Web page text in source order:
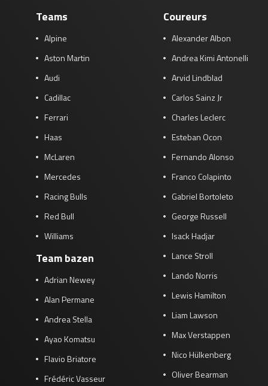
Teams
Alpine
Aston Martin
Audi
Cadillac
Ferrari
Haas
McLaren
Mercedes
Racing Bulls
Red Bull
Williams
Team bazen
Adrian Newey
Alan Permane
Andrea Stella
Ayao Komatsu
Flavio Briatore
Frédéric Vasseur
Coureurs
Alexander Albon
Andrea Kimi Antonelli
Arvid Lindblad
Carlos Sainz Jr
Charles Leclerc
Esteban Ocon
Fernando Alonso
Franco Colapinto
Gabriel Bortoleto
George Russell
Isack Hadjar
Lance Stroll
Lando Norris
Lewis Hamilton
Liam Lawson
Max Verstappen
Nico Hülkenberg
Oliver Bearman